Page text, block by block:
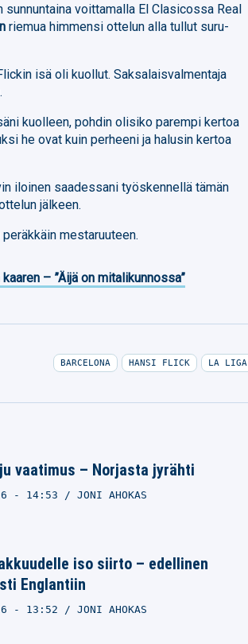
voittamalla El Clasicossa Real
riemua himmensi ottelun alla tullut suru-
isä oli kuollut. Saksalaisvalmentaja
kuolleen, pohdin olisiko parempi kertoa
he ovat kuin perheeni ja halusin kertoa
iloinen saadessani työskennellä tämän
jälkeen.
mestaruuteen.
– ”Äijä on mitalikunnossa”
BARCELONA HANSI FLICK LA LIGA
vaatimus – Norjasta jyrähti
- 14:53 JONI AHOKAS
iso siirto – edellinen
Englantiin
- 13:52 JONI AHOKAS